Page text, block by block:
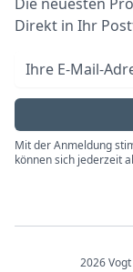
Widerrufsrecht
Impressum
Die neuesten
Direkt in Ihr
E-Mail-Adresse
Mit der Anmeldung
können sich jederzeit
2026